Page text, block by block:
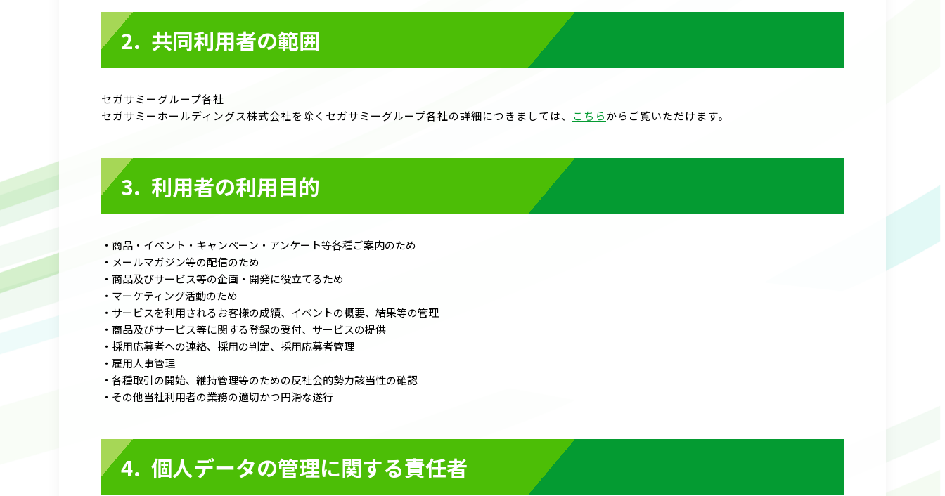
共同利用者の範囲
セガサミーグループ各社
セガサミーホールディングス株式会社を除くセガサミーグループ各社の詳細につきましては、 こちらからご覧いただけます。
利用者の利用目的
・商品・イベント・キャンペーン・アンケート等各種ご案内のため
・メールマガジン等の配信のため
・商品及びサービス等の企画・開発に役立てるため
・マーケティング活動のため
・サービスを利用されるお客様の成績、イベントの概要、結果等の管理
・商品及びサービス等に関する登録の受付、サービスの提供
・採用応募者への連絡、採用の判定、採用応募者管理
・雇用人事管理
・各種取引の開始、維持管理等のための反社会的勢力該当性の確認
・その他当社利用者の業務の適切かつ円滑な遂行
個人データの管理に関する責任者